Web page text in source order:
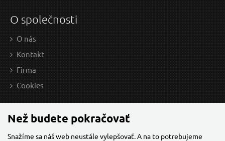
O společnosti
O nás
Kontakt
Firma
Cookies
Než budete pokračovať
Snažíme sa náš web neustále vylepšovať. A na to potrebujeme